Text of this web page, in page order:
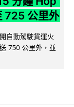
725 公里外
自動駕駛貨運火
750 公里外，並